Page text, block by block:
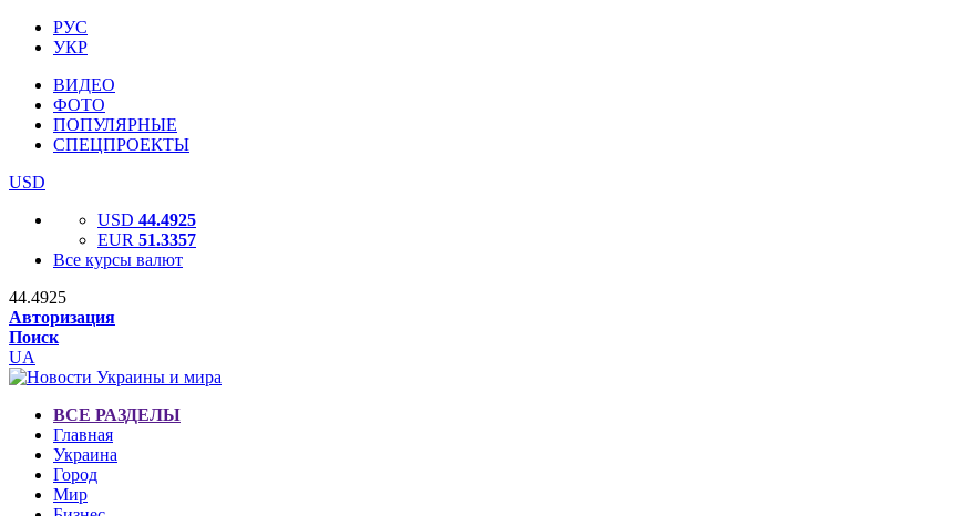
РУС
УКР
ВИДЕО
ФОТО
ПОПУЛЯРНЫЕ
СПЕЦПРОЕКТЫ
USD
USD 44.4925
EUR 51.3357
Все курсы валют
44.4925
Авторизация
Поиск
UA
ВСЕ РАЗДЕЛЫ
Главная
Украина
Город
Мир